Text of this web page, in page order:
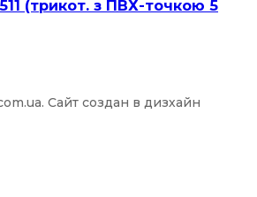
(трикот. з ПВХ-точкою 5
Сайт создан в дизхайн